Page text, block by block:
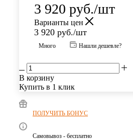
3 920 руб./шт
Варианты цен
3 920 руб./шт
Много Нашли дешевле?
В корзину
Купить в 1 клик
ПОЛУЧИТЬ БОНУС
Самовывоз - бесплатно